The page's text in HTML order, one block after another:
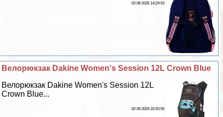
03 08 2026 14:29:53
Велорюкзак Dakine Women's Session 12L Crown Blue
Велорюкзак Dakine Women's Session 12L
Crown Blue...
02 08 2026 22:43:50